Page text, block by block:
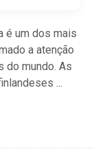
é um dos mais
a atenção
do mundo. As
...